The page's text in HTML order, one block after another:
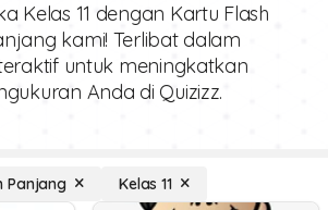
Kelas 11 dengan Kartu Flash
kami! Terlibat dalam
untuk meningkatkan
Anda di Quizizz.
Panjang Kelas 11